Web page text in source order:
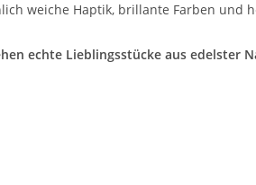
weiche Haptik, brillante Farben und
echte Lieblingsstücke aus edelster